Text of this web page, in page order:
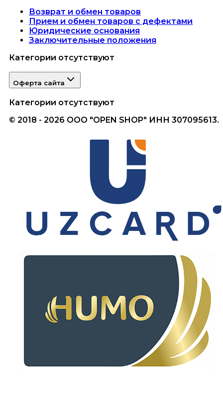
Возврат и обмен товаров
Прием и обмен товаров с дефектами
Юридические основания
Заключительные положения
Категории отсутствуют
Оферта сайта
Категории отсутствуют
© 2018 - 2026 ООО "OPEN SHOP" ИНН 307095613.